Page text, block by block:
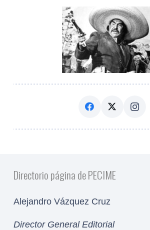
Directorio página de PECIME
Alejandro Vázquez Cruz
Director General Editorial